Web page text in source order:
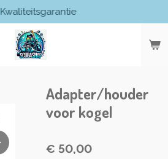
Kwaliteitsgarantie
Adapter/houder
voor kogel
€ 50,00